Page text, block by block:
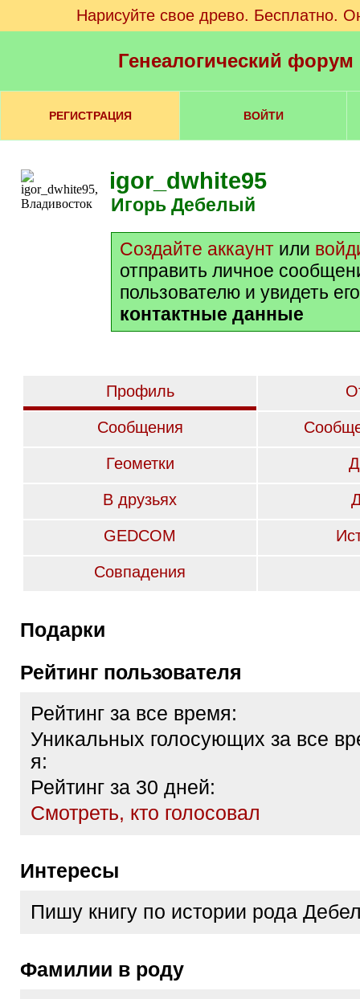
Нарисуйте свое древо. Бесплатно.
Генеалогический
РЕГИСТРАЦИЯ ВОЙТИ
igor_dwhite95
Игорь Дебелый
Создайте аккаунт или
отправить личное
пользователю и увидеть
контактные данные
Профиль
Сообщения
Геометки
В друзьях
GEDCOM
Совпадения
Подарки
Рейтинг пользователя
Рейтинг за все время:
Уникальных голосующих за все
я:
Рейтинг за 30 дней:
Cмотреть, кто голосовал
Интересы
Пишу книгу по истории рода
Фамилии в роду